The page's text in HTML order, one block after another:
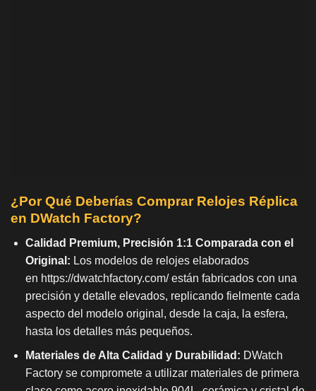
¿Por Qué Deberías Comprar Relojes Réplica
en DWatch Factory?
Calidad Premium, Precisión 1:1 Comparada con el
Original: Los modelos de relojes elaborados
en https://dwatchfactory.com/están fabricados con una
precisión y detalle elevados, replicando fielmente cada
aspecto del modelo original, desde la caja, la esfera,
hasta los detalles más pequeños.
Materiales de Alta Calidad y Durabilidad: DWatch
Factory se compromete a utilizar materiales de primera